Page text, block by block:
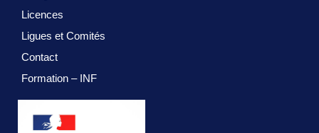
Licences
Ligues et Comités
Contact
Formation – INF